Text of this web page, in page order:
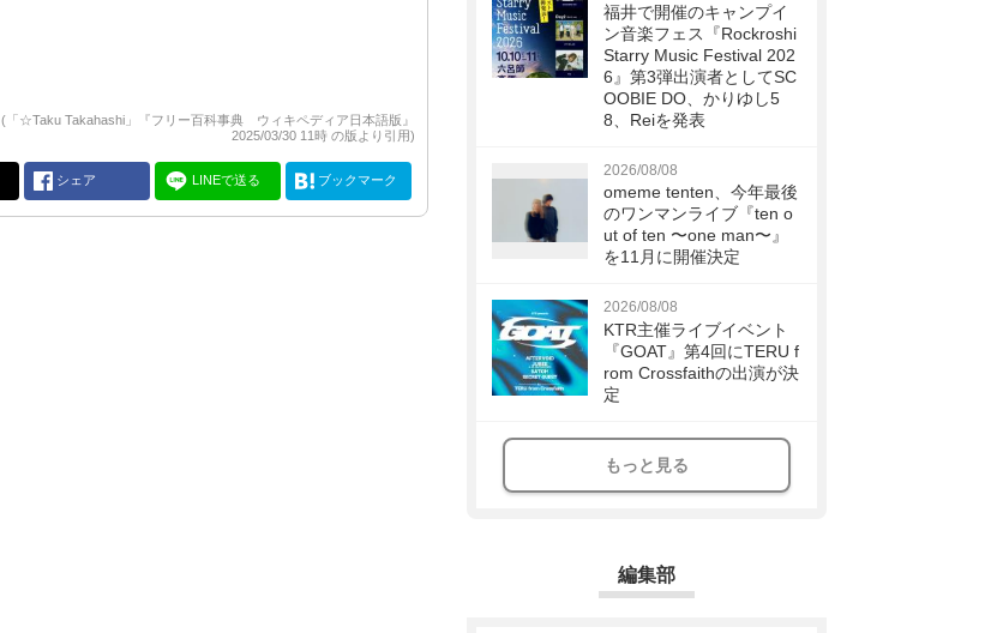
(「☆Taku Takahashi」『フリー百科事典 ウィキペディア日本語版』
2025/03/30 11時 の版より引用)
シェア LINEで送る ブックマーク
福井で開催のキャンプイ
ン音楽フェス『Rockroshi
Starry Music Festival 202
6』第3弾出演者としてSC
OOBIE DO、かりゆし5
8、Reiを発表
2026/08/08
omeme tenten、今年最後
のワンマンライブ『ten o
ut of ten 〜one man〜』
を11月に開催決定
2026/08/08
KTR主催ライブイベント
『GOAT』第4回にTERU f
rom Crossfaithの出演が決
定
もっと見る
編集部